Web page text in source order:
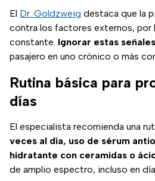
El Dr. Goldzweig destaca que la
contra los factores externos, por
constante. Ignorar estas
pasajero en uno crónico o más
Rutina básica para
días
El especialista recomienda una
veces al día, uso de sérum
hidratante con ceramidas o
de amplio espectro, incluso en